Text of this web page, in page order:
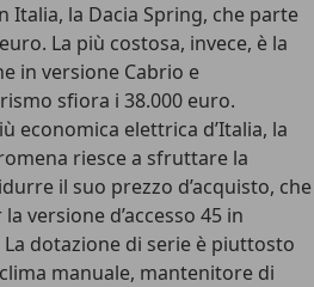
Italia, la Dacia Spring, che parte
. La più costosa, invece, è la
in versione Cabrio e
sfiora i 38.000 euro.
economica elettrica d’Italia, la
riesce a sfruttare la
il suo prezzo d’acquisto, che
la versione d’accesso 45 in
dotazione di serie è piuttosto
manuale, mantenitore di